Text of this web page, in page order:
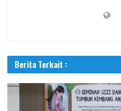
Berita Terkait :